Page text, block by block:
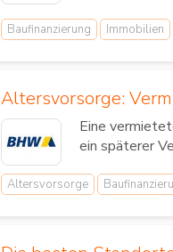
Baufinanzierung Immobilien
Altersvorsorge:
Eine
ein späterer
Altersvorsorge